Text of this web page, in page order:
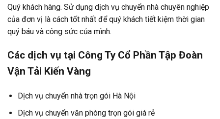
Quý khách hàng. Sử dụng dịch vụ chuyển nhà chuyên nghiệp
của đơn vị là cách tốt nhất để quý khách tiết kiệm thời gian
quý báu và công sức của mình.
Các dịch vụ tại Công Ty Cổ Phần Tập Đoàn
Vận Tải Kiến Vàng
Dịch vụ chuyển nhà trọn gói Hà Nội
Dịch vụ chuyển văn phòng trọn gói giá rẻ